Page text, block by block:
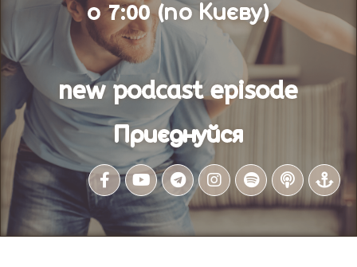
о 7:00 (по Києву)
new podcast episode
Приєднуйся